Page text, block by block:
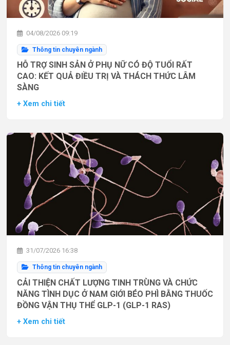
04/08/2026 09:19
Thông tin chuyên ngành
HỖ TRỢ SINH SẢN Ở PHỤ NỮ CÓ ĐỘ TUỔI RẤT
CAO: KẾT QUẢ ĐIỀU TRỊ VÀ THÁCH THỨC LÂM
SÀNG
+ Xem chi tiết
31/07/2026 16:38
Thông tin chuyên ngành
CẢI THIỆN CHẤT LƯỢNG TINH TRÙNG VÀ CHỨC
NĂNG TÌNH DỤC Ở NAM GIỚI BÉO PHÌ BẰNG THUỐC
ĐỒNG VẬN THỤ THỂ GLP-1 (GLP-1 RAS)
+ Xem chi tiết